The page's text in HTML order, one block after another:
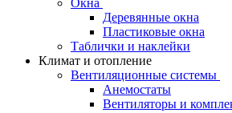
Деревянные окна
Пластиковые окна
Таблички и наклейки
Климат и отопление
Вентиляционные системы
Анемостаты
Вентиляторы и